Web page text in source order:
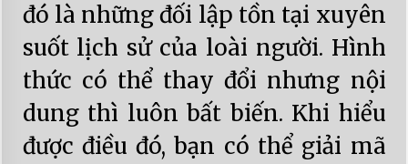
đó là những đối lập tồn tại xuyên
suốt lịch sử của loài người. Hình
thức có thể thay đổi nhưng nội
dung thì luôn bất biến. Khi hiểu
được điều đó, bạn có thể giải mã